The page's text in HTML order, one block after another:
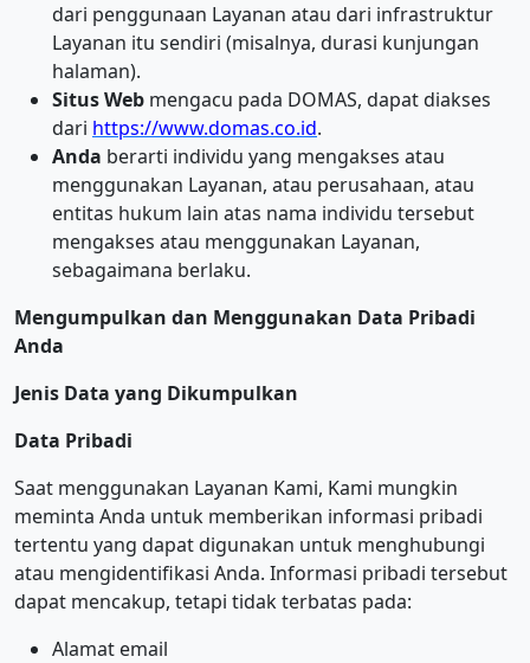
dari penggunaan Layanan atau dari infrastruktur
Layanan itu sendiri (misalnya, durasi kunjungan
halaman).
Situs Web mengacu pada DOMAS, dapat diakses
dari https://www.domas.co.id.
Anda berarti individu yang mengakses atau
menggunakan Layanan, atau perusahaan, atau
entitas hukum lain atas nama individu tersebut
mengakses atau menggunakan Layanan,
sebagaimana berlaku.
Mengumpulkan dan Menggunakan Data Pribadi
Anda
Jenis Data yang Dikumpulkan
Data Pribadi
Saat menggunakan Layanan Kami, Kami mungkin
meminta Anda untuk memberikan informasi pribadi
tertentu yang dapat digunakan untuk menghubungi
atau mengidentifikasi Anda. Informasi pribadi tersebut
dapat mencakup, tetapi tidak terbatas pada:
Alamat email